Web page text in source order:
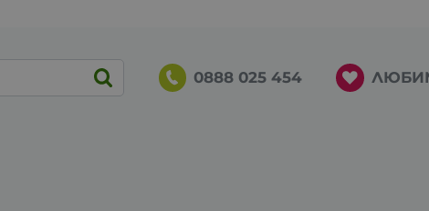
0888 025 454